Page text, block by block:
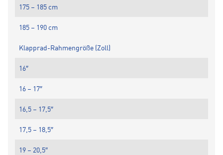
Klapprad-Rahmengröße (Zoll)
16″
16 – 17″
16,5 – 17,5″
175 – 185 cm
17,5 – 18,5″
185 – 190 cm
19 – 20,5″